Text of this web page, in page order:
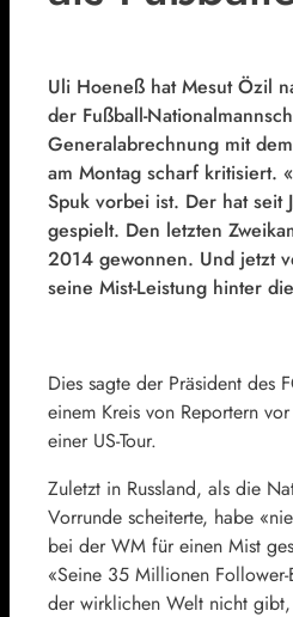
Uli Hoeneß hat Mesut Özil
der Fußball-
Generalabrechnung mit
am Montag scharf kritisiert.
Spuk vorbei ist. Der hat seit
gespielt. Den letzten
2014 gewonnen. Und jetzt
seine Mist-Leistung hinter
Dies sagte der Präsident des
einem Kreis von Reportern
einer US-Tour.
Zuletzt in Russland, als die
Vorrunde scheiterte, habe
bei der WM für einen Mist
«Seine 35 Millionen
der wirklichen Welt nicht